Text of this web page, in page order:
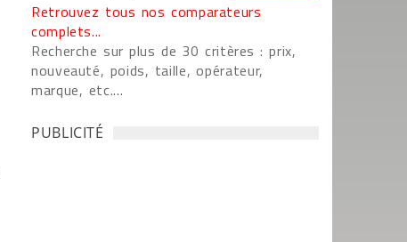
Retrouvez tous nos comparateurs
complets...
Recherche sur plus de 30 critères : prix,
nouveauté, poids, taille, opérateur,
marque, etc....
PUBLICITÉ